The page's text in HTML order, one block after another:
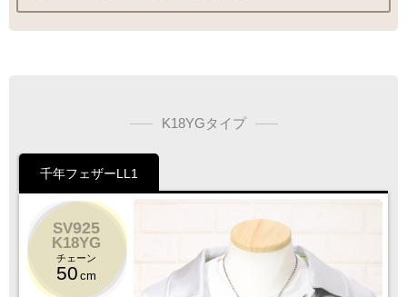
プレゼント用でも安心してご利用いただけます
ラッピング
最適なケースで
お届けします
K18YGタイプ
千年フェザーLL1
SV925
K18YG
チェーン
50 cm